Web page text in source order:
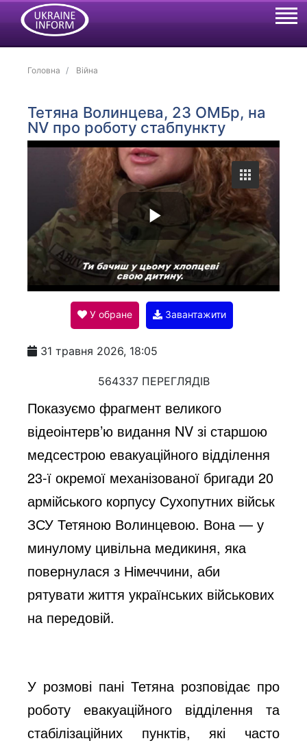
Головна Війна
Тетяна Волинцева, 23 ОМБр, на
NV про роботу стабпункту
P
l
a
y
V
i
d
e
У обране Завантажити
31 травня 2026, 18:05
564337 ПЕРЕГЛЯДІВ
Показуємо фрагмент великого
відеоінтерв’ю видання NV зі старшою
медсестрою евакуаційного відділення
23-ї окремої механізованої бригади 20
армійського корпусу Сухопутних військ
ЗСУ Тетяною Волинцевою. Вона — у
минулому цивільна медикиня, яка
повернулася з Німеччини, аби
рятувати життя українських військових
на передовій.
У розмові пані Тетяна розповідає про
роботу евакуаційного відділення та
стабілізаційних пунктів, які часто